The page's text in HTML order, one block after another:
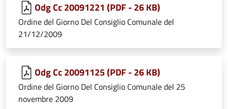
Odg Cc 20091221 (PDF - 26 KB)
Ordine del Giorno Del Consiglio Comunale del
21/12/2009
Odg Cc 20091125 (PDF - 26 KB)
Ordine del Giorno Del Consiglio Comunale del 25
novembre 2009